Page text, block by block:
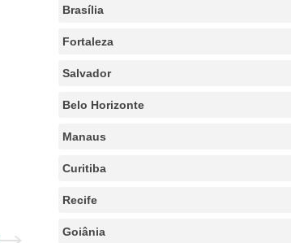
Brasília
Fortaleza
Salvador
Belo Horizonte
Manaus
Curitiba
Recife
Goiânia